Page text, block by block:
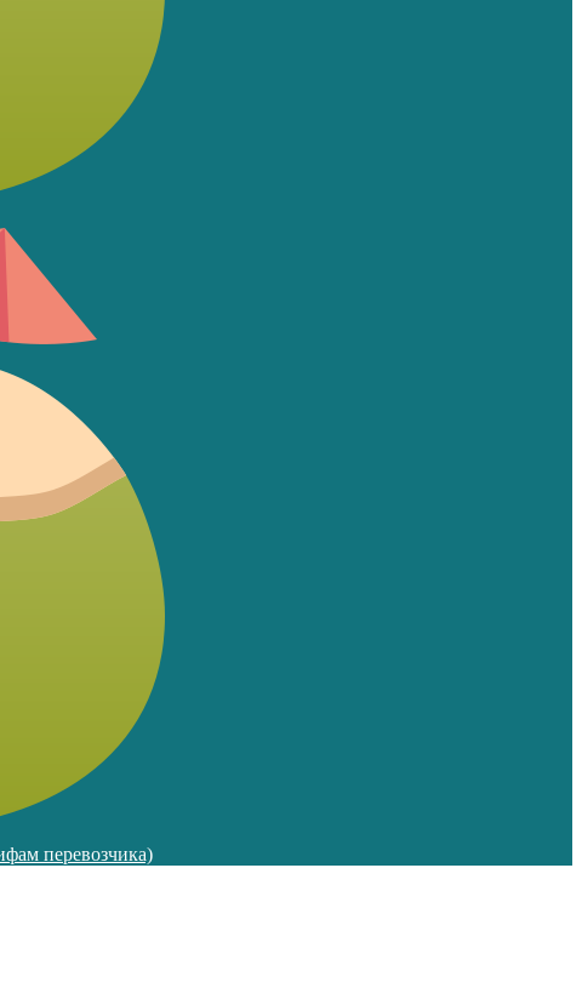
перевозчика)